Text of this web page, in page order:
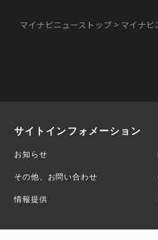
マイナビニューストップ マイナビ
サイトインフォメーション
お知らせ
その他、お問い合わせ
情報提供